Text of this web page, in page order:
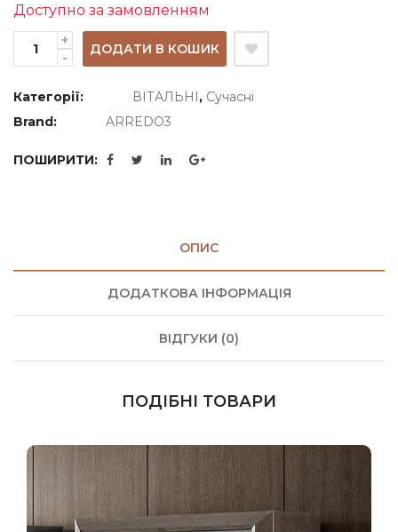
Доступно за замовленням
ДОДАТИ В КОШИК
Категорії: ВІТАЛЬНІ, Сучасні
Brand:
ARREDO3
ПОШИРИТИ:
ОПИС
ДОДАТКОВА ІНФОРМАЦІЯ
ВІДГУКИ (0)
ПОДІБНІ ТОВАРИ